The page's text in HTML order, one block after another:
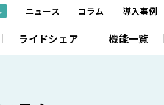
ニュース コラム 導入事例
ライドシェア 機能一覧